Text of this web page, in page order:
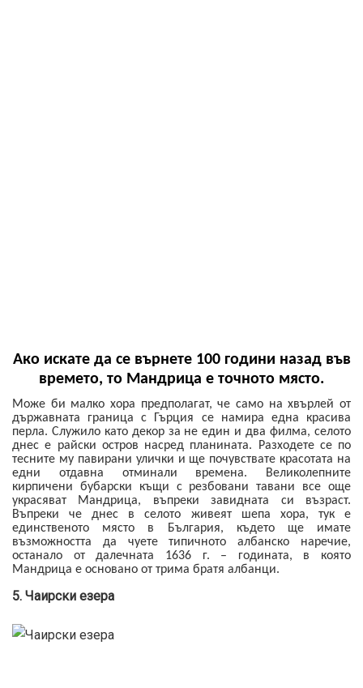
Ако искате да се върнете 100 години назад във
времето, то Мандрица е точното място.
Може би малко хора предполагат, че само на хвърлей от
държавната граница с Гърция се намира една красива
перла. Служило като декор за не един и два филма, селото
днес е райски остров насред планината. Разходете се по
тесните му павирани улички и ще почувствате красотата на
едни отдавна отминали времена. Великолепните
кирпичени бубарски къщи с резбовани тавани все още
украсяват Мандрица, въпреки завидната си възраст.
Въпреки че днес в селото живеят шепа хора, тук е
единственото място в България, където ще имате
възможността да чуете типичното албанско наречие,
останало от далечната 1636 г. – годината, в която
Мандрица е основано от трима братя албанци.
5. Чаирски езера